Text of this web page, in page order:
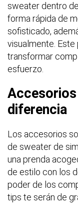
sweater dentro
forma rápida de
sofisticado,
visualmente.
transformar
esfuerzo.
diferencia
Los accesorios
de sweater de
una prenda
de estilo con los
poder de los
tips te serán de